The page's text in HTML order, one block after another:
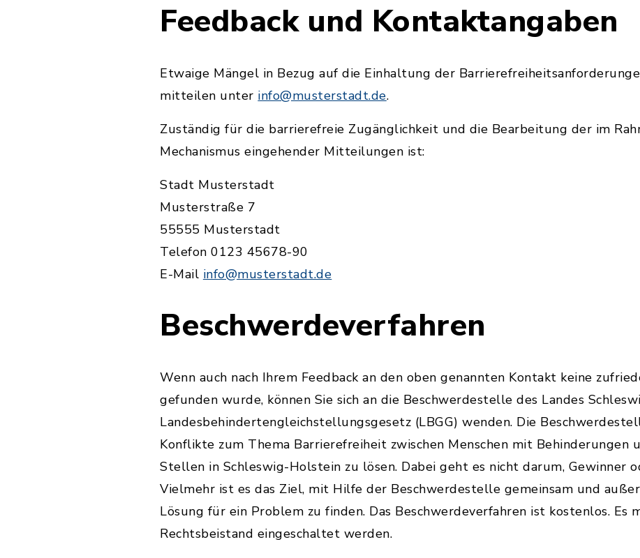
Feedback und Kontaktangaben
Etwaige Mängel in Bezug auf die Einhaltung der
mitteilen unter info@musterstadt.de.
Zuständig für die barrierefreie Zugänglichkeit und die Bearbeitung der im
Mechanismus eingehender Mitteilungen ist:
Stadt Musterstadt
Musterstraße 7
55555 Musterstadt
Telefon 0123 45678-90
E-Mail info@musterstadt.de
Beschwerdeverfahren
Wenn auch nach Ihrem Feedback an den oben genannten Kontakt keine
gefunden wurde, können Sie sich an die Beschwerdestelle des Landes
Landesbehindertengleichstellungsgesetz (LBGG) wenden. Die
Konflikte zum Thema Barrierefreiheit zwischen Menschen mit Behinderungen
Stellen in Schleswig-Holstein zu lösen. Dabei geht es nicht darum, Gewinner
Vielmehr ist es das Ziel, mit Hilfe der Beschwerdestelle gemeinsam und
Lösung für ein Problem zu finden. Das Beschwerdeverfahren ist kostenlos. Es
Rechtsbeistand eingeschaltet werden.